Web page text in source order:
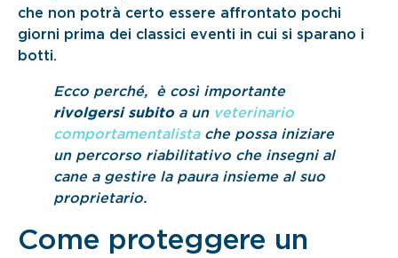
che non potrà certo essere affrontato pochi
giorni prima dei classici eventi in cui si sparano i
botti.
Ecco perché, è così importante
rivolgersi subitoa unveterinario
comportamentalistache possa iniziare
un percorso riabilitativo che insegni al
cane a gestire la paura insieme al suo
proprietario.
Come proteggere un